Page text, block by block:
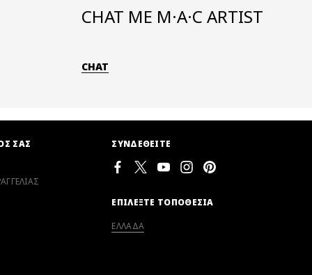
CHAT ΜΕ M·A·C ARTIST
CHAT
ΣΑΣ ΣΥΝΔΕΘΕΙΤΕ
ΕΠΙΛΕΞΤΕ ΤΟΠΟΘΕΣΙΑ
ΕΛΛΑΔΑ